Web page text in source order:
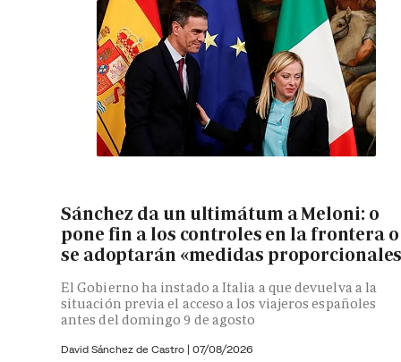
Sánchez da un ultimátum a Meloni: o
pone fin a los controles en la frontera o
se adoptarán «medidas
El Gobierno ha instado a Italia a que devuelva a la
situación previa el acceso a los viajeros españoles
antes del domingo 9 de agosto
David Sánchez de Castro | 07/08/2026